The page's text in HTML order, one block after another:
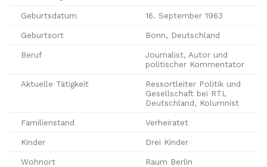
Geburtsdatum 16. September 1963
Geburtsort Bonn, Deutschland
Beruf
Journalist, Autor und
politischer Kommentator
Aktuelle Tätigkeit
Ressortleiter Politik und
Gesellschaft bei RTL
Deutschland, Kolumnist
Familienstand Verheiratet
Kinder Drei Kinder
Wohnort Raum Berlin